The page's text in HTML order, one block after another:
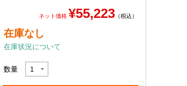
ネット価格 ¥55,223 （税込）
在庫なし
在庫状況について
数量